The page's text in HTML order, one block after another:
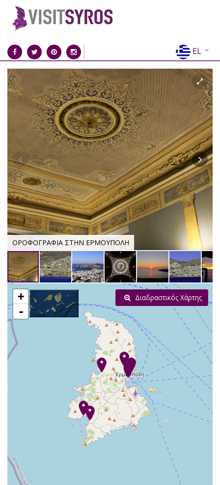
EL
EN
FR
DE
IT
ES
RU
CN
ΟΡΟΦΟΓΡΑΦΙΑ ΣΤΗΝ ΕΡΜΟΥΠΟΛΗ
+
-
Διαδραστικός Χάρτης